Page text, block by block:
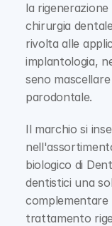
la
chirurgia
rivolta alle
implantologia,
seno
parodontale.
Il marchio si
biologico di
dentistici una
trattamento